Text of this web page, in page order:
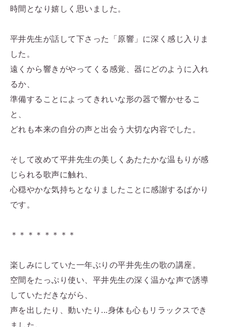
時間となり嬉しく思いました。
平井先生が話して下さった「原響」に深く感じ入りま
した。
遠くから響きがやってくる感覚、器にどのように入れ
るか、
準備することによってきれいな形の器で響かせるこ
と、
どれも本来の自分の声と出会う大切な内容でした。
そして改めて平井先生の美しくあたたかな温もりが感
じられる歌声に触れ、
心穏やかな気持ちとなりましたことに感謝するばかり
です。
＊＊＊＊＊＊＊＊
楽しみにしていた一年ぶりの平井先生の歌の講座。
空間をたっぷり使い、平井先生の深く温かな声で誘導
していただきながら、
声を出したり、動いたり...身体も心もリラックスでき